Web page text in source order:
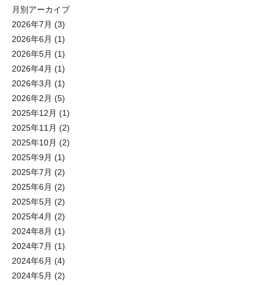
月別アーカイブ
2026年7月 (3)
2026年6月 (1)
2026年5月 (1)
2026年4月 (1)
2026年3月 (1)
2026年2月 (5)
2025年12月 (1)
2025年11月 (2)
2025年10月 (2)
2025年9月 (1)
2025年7月 (2)
2025年6月 (2)
2025年5月 (2)
2025年4月 (2)
2024年8月 (1)
2024年7月 (1)
2024年6月 (4)
2024年5月 (2)